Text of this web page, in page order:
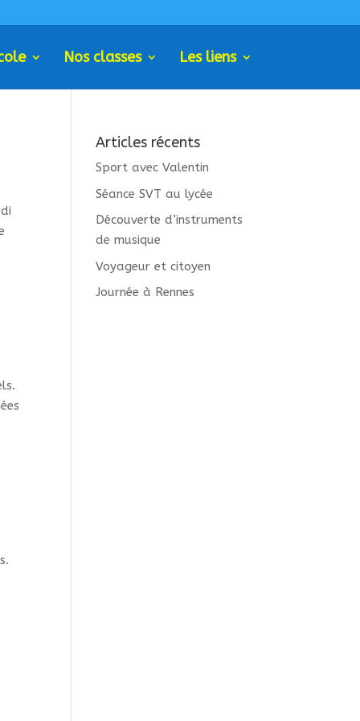
Nos classes Les liens
Articles récents
Sport avec Valentin
Séance SVT au lycée
Découverte d’instruments
de musique
Voyageur et citoyen
Journée à Rennes